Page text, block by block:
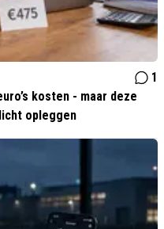
1
kosten - maar deze
opleggen